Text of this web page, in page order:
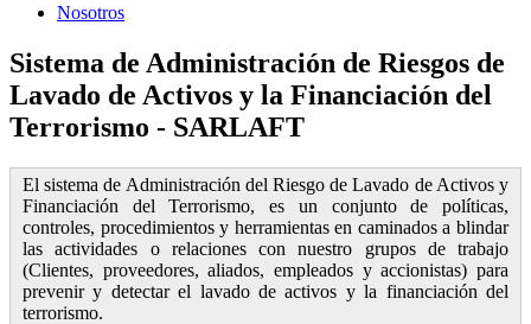
Nosotros
Sistema de Administración de Riesgos de
Lavado de Activos y la Financiación del
Terrorismo - SARLAFT
El sistema de Administración del Riesgo de Lavado de Activos y
Financiación del Terrorismo, es un conjunto de políticas,
controles, procedimientos y herramientas en caminados a blindar
las actividades o relaciones con nuestro grupos de trabajo
(Clientes, proveedores, aliados, empleados y accionistas) para
prevenir y detectar el lavado de activos y la financiación del
terrorismo.